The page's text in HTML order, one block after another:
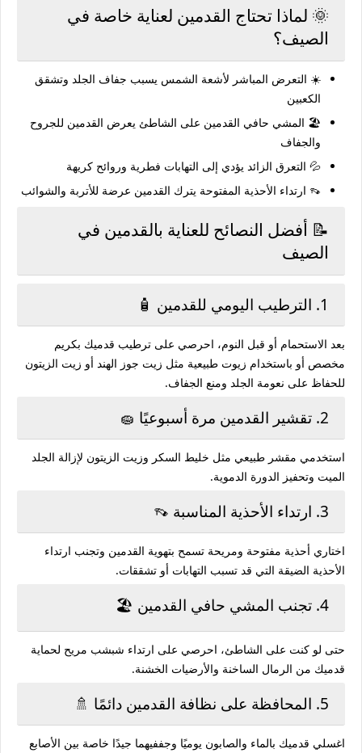
🌞 لماذا تحتاج القدمين لعناية خاصة في
الصيف؟
☀️ التعرض المباشر لأشعة الشمس يسبب جفاف الجلد وتشقق
الكعبين
🏖️ المشي حافي القدمين على الشاطئ يعرض القدمين للجروح
والجفاف
💦 التعرق الزائد يؤدي إلى التهابات فطرية وروائح كريهة
👡 ارتداء الأحذية المفتوحة يترك القدمين عرضة للأتربة والشوائب
📝 أفضل النصائح للعناية بالقدمين في
الصيف
1. الترطيب اليومي للقدمين 🧴
بعد الاستحمام أو قبل النوم، احرصي على ترطيب قدميك بكريم
مخصص أو باستخدام زيوت طبيعية مثل زيت جوز الهند أو زيت الزيتون
للحفاظ على نعومة الجلد ومنع الجفاف.
2. تقشير القدمين مرة أسبوعيًا 🧽
استخدمي مقشر طبيعي مثل خليط السكر وزيت الزيتون لإزالة الجلد
الميت وتحفيز الدورة الدموية.
3. ارتداء الأحذية المناسبة 👡
اختاري أحذية مفتوحة ومريحة تسمح بتهوية القدمين وتجنب ارتداء
الأحذية الضيقة التي قد تسبب التهابات أو تشققات.
4. تجنب المشي حافي القدمين 🏖️
حتى لو كنت على الشاطئ، احرصي على ارتداء شبشب مريح لحماية
قدميك من الرمال الساخنة والأرضيات الخشنة.
5. المحافظة على نظافة القدمين دائمًا 🚿
اغسلي قدميك بالماء والصابون يوميًا وجففيهما جيدًا خاصة بين الأصابع